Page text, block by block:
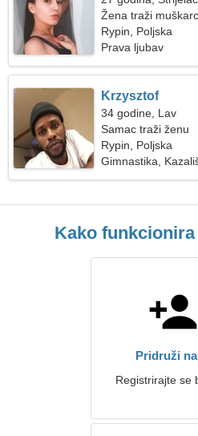
Žena traži
Rypin, Poljska
Prava ljubav
Krzysztof
34 godine, Lav
Samac traži ženu
Rypin, Poljska
Gimnastika,
Kako
Pridruži
Registrirajte se